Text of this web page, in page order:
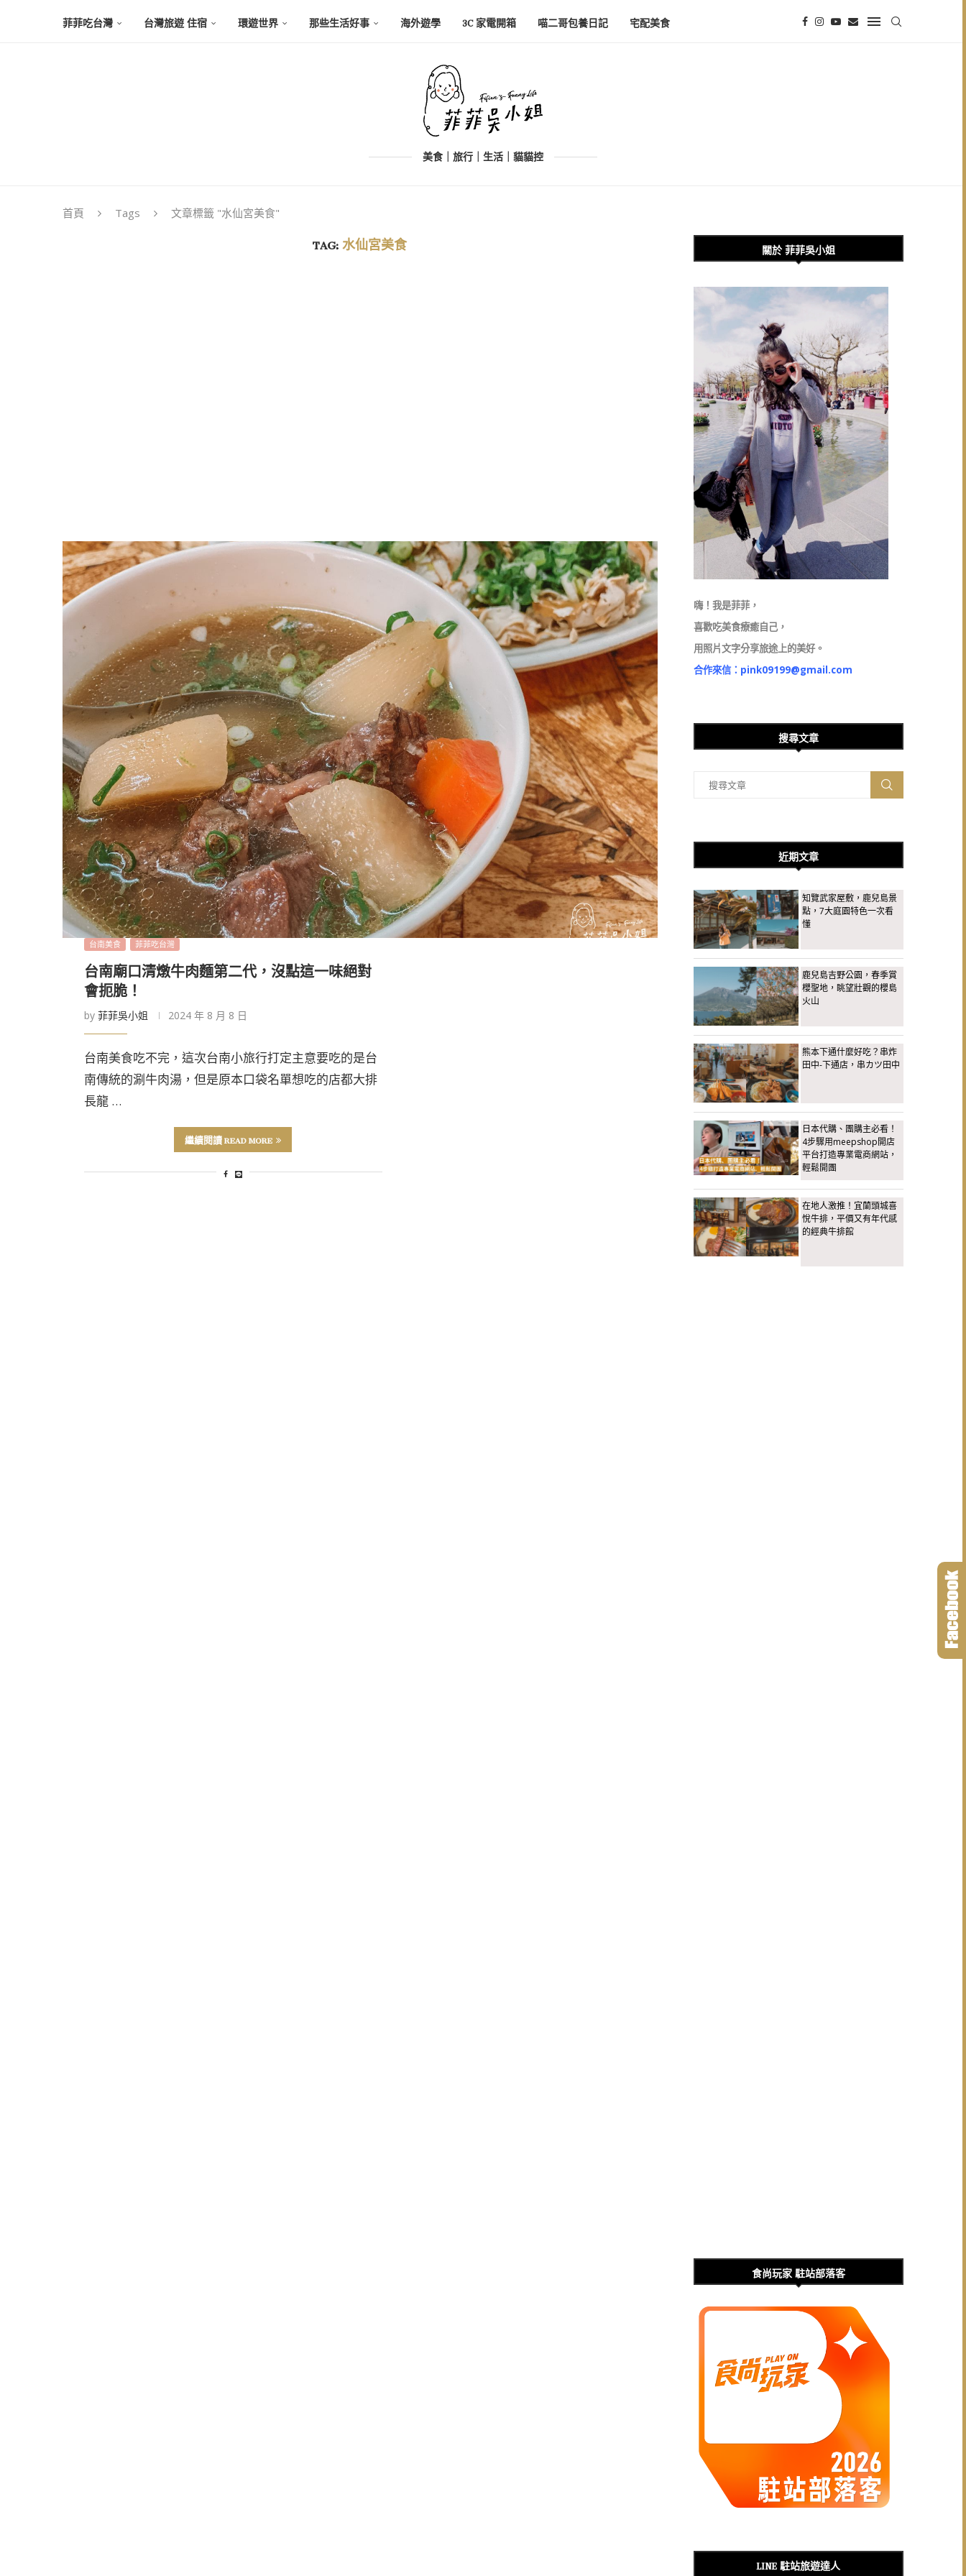
菲菲吃台灣 台灣旅遊 住宿 環遊世界 那些生活好事 海外遊學 3C 家電開箱 喵二哥包養日記 宅配美食
美食｜旅行｜生活｜貓貓控
首頁 Tags 文章標籤 "水仙宮美食"
TAG:水仙宮美食
台南美食 菲菲吃台灣
台南廟口清燉牛肉麵第二代，沒點這一味絕對
會扼脆！
by 菲菲吳小姐 2024 年 8 月 8 日
台南美食吃不完，這次台南小旅行打定主意要吃的是台
南傳統的涮牛肉湯，但是原本口袋名單想吃的店都大排
長龍 …
繼續閱讀 READ MORE
關於 菲菲吳小姐
嗨！我是菲菲，
喜歡吃美食療癒自己，
用照片文字分享旅途上的美好。
合作來信： pink09199@gmail.com
搜尋文章
近期文章
知覽武家屋敷，鹿兒島景
點，7大庭園特色一次看
懂
鹿兒島吉野公園，春季賞
櫻聖地，眺望壯觀的櫻島
火山
熊本下通什麼好吃？串炸
田中-下通店，串カツ田中
日本代購、團購主必看！
4步驟用meepshop開店
平台打造專業電商網站，
輕鬆開團
在地人激推！宜蘭頭城喜
悅牛排，平價又有年代感
的經典牛排館
食尚玩家 駐站部落客
LINE 駐站旅遊達人